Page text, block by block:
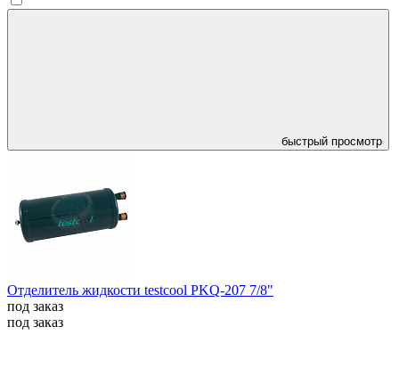
быстрый просмотр
Отделитель жидкости testcool PKQ-207 7/8"
под заказ
под заказ